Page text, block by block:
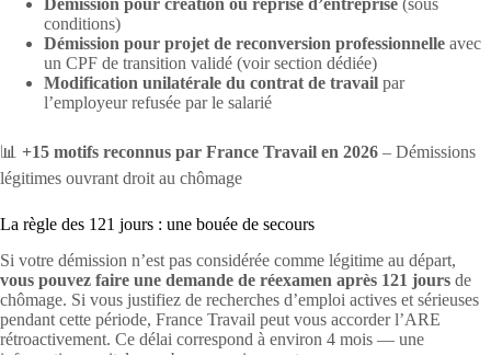
Démission pour création ou reprise d’entreprise (sous
conditions)
Démission pour projet de reconversion professionnelle avec
un CPF de transition validé (voir section dédiée)
Modification unilatérale du contrat de travail par
l’employeur refusée par le salarié
📊 +15 motifs reconnus par France Travail en 2026 – Démissions
légitimes ouvrant droit au chômage
La règle des 121 jours : une bouée de secours
Si votre démission n’est pas considérée comme légitime au départ,
vous pouvez faire une demande de réexamen après 121 jours de
chômage. Si vous justifiez de recherches d’emploi actives et sérieuses
pendant cette période, France Travail peut vous accorder l’ARE
rétroactivement. Ce délai correspond à environ 4 mois — une